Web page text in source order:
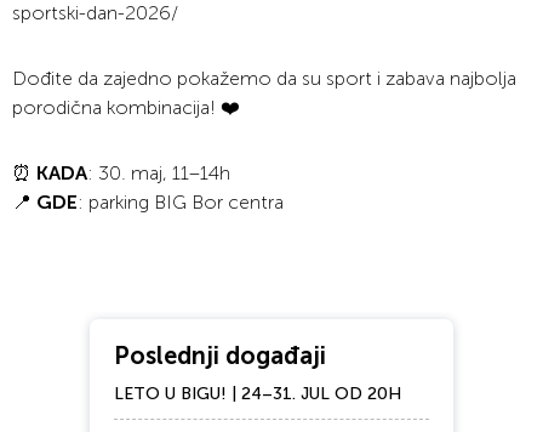
sportski-dan-2026/
Dođite da zajedno pokažemo da su sport i zabava najbolja
porodična kombinacija! ❤️
⏰ KADA: 30. maj, 11–14h
📍 GDE: parking BIG Bor centra
Poslednji događaji
LETO U BIGU! | 24–31. JUL OD 20H